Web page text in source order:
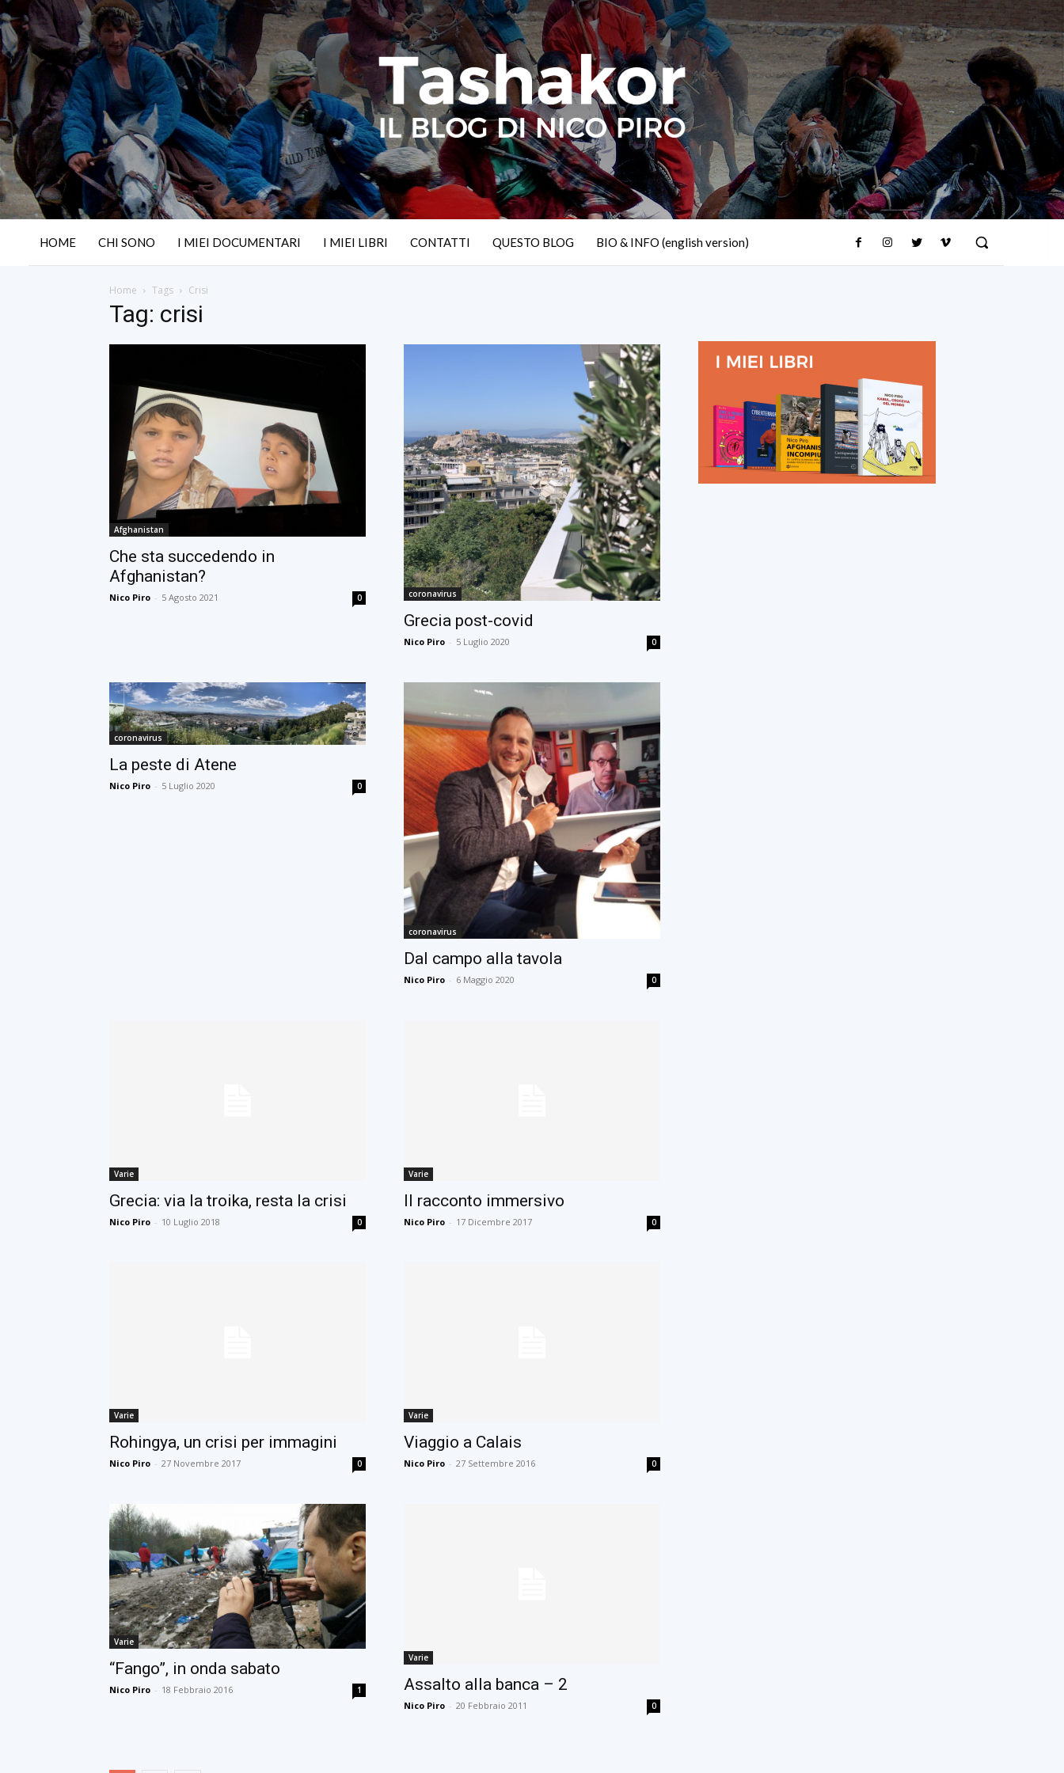
HOME CHI SONO I MIEI DOCUMENTARI I MIEI LIBRI CONTATTI QUESTO BLOG BIO & INFO (english version)
Home Tags Crisi
Tag: crisi
Afghanistan
Che sta succedendo in
Afghanistan?
Nico Piro - 5 Agosto 2021 0 coronavirus
Grecia post-covid
Nico Piro - 5 Luglio 2020 0
coronavirus
La peste di Atene
Nico Piro - 5 Luglio 2020 0
coronavirus
Dal campo alla tavola
Nico Piro - 6 Maggio 2020 0
Varie
Grecia: via la troika, resta la crisi
Nico Piro - 10 Luglio 2018 0
Varie
Il racconto immersivo
Nico Piro - 17 Dicembre 2017 0
Varie
Rohingya, un crisi per immagini
Nico Piro - 27 Novembre 2017 0
Varie
Viaggio a Calais
Nico Piro - 27 Settembre 2016 0
Varie
“Fango”, in onda sabato
Nico Piro - 18 Febbraio 2016 1
Varie
Assalto alla banca – 2
Nico Piro - 20 Febbraio 2011 0